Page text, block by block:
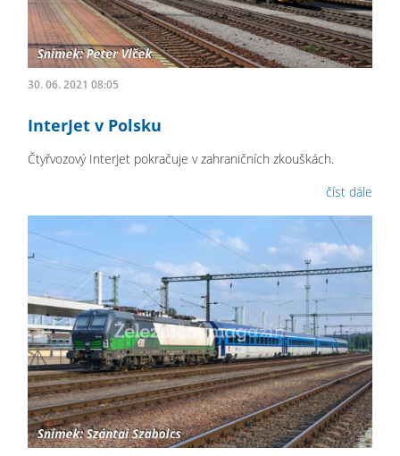
30. 06. 2021 08:05
InterJet v Polsku
Čtyřvozový InterJet pokračuje v zahraničních zkouškách.
číst dále